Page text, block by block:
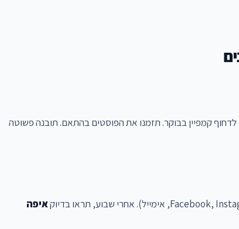
בשעה 22:00 בערב — אין טעם לדחוף קמפיין בבוקר. תזמנו את הפוסטים בהתאם. תובנה פשוטה
איפה